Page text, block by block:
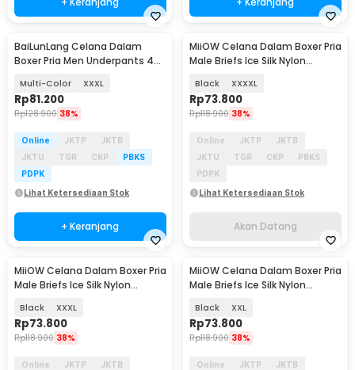
BaiLunLang Celana Dalam
Boxer Pria Men Underpants 4
Multi-Color XXXL
Rp81.200
Rp128.900 38%
Online JKTP
JKTB
JKTU
TGR CKP
PBKS
PDPK
Lihat Ketersediaan Stok
+ Keranjang
Akan Datang
MiiOW Celana Dalam Boxer Pria
Male Briefs Ice Silk Nylon
Black XXXXL
Rp73.800
Rp118.900 38%
Online JKTP
JKTB
JKTU
TGR CKP
PBKS
PDPK
Lihat Ketersediaan Stok
Akan Datang
Akan Datang
MiiOW Celana Dalam Boxer Pria
Male Briefs Ice Silk Nylon
Black XXXL
Rp73.800
Rp118.900 38%
Online JKTP
JKTB
Akan Datang
MiiOW Celana Dalam Boxer Pria
Male Briefs Ice Silk Nylon
Black XXL
Rp73.800
Rp118.900 38%
Online JKTP
JKTB